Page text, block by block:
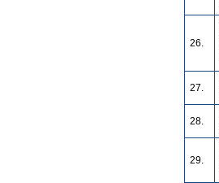
26.
27.
28.
29.